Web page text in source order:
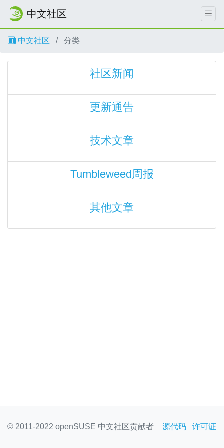
中文社区
中文社区 分类
社区新闻
更新通告
技术文章
Tumbleweed周报
其他文章
© 2011-2022 openSUSE 中文社区贡献者 源代码 许可证